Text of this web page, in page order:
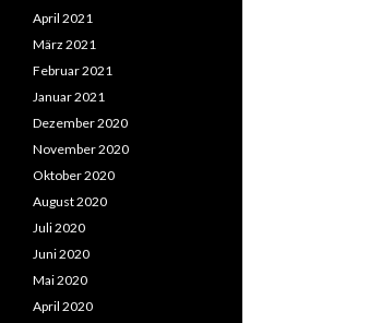
April 2021
März 2021
Februar 2021
Januar 2021
Dezember 2020
November 2020
Oktober 2020
August 2020
Juli 2020
Juni 2020
Mai 2020
April 2020